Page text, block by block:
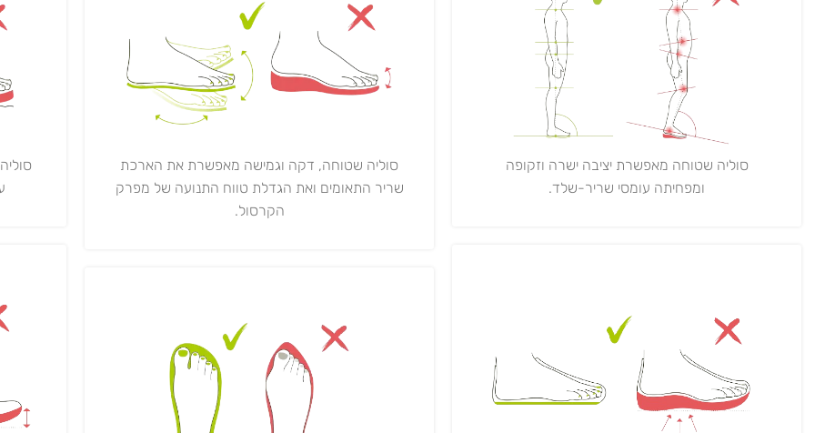
סוליה שטוחה מאפשרת יציבה ישרה וזקופה
ומפחיתה עומסי שריר-שלד.
סוליה שטוחה, דקה וגמישה מאפשרת את הארכת
שריר התאומים ואת הגדלת טווח התנועה של מפרק
הקרסול.
ע"י